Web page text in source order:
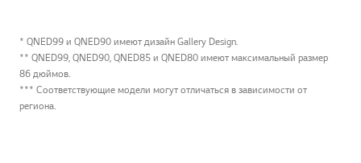
* QNED99 и QNED90 имеют дизайн Gallery Design.
** QNED99, QNED90, QNED85 и QNED80 имеют максимальный размер
86 дюймов.
*** Соответствующие модели могут отличаться в зависимости от
региона.